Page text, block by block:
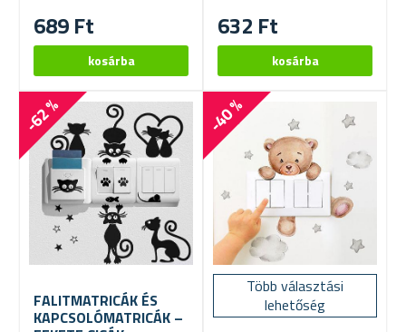
689 Ft 632 Ft
-62 %
FALITMATRICÁK ÉS
KAPCSOLÓMATRICÁK –
-40 %
Több választási
lehetőség